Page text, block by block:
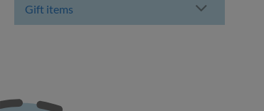
Gift items